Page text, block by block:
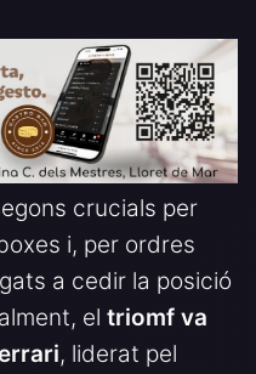
crucials per
i, per ordres
a cedir la posició
el triomf va
, liderat pel